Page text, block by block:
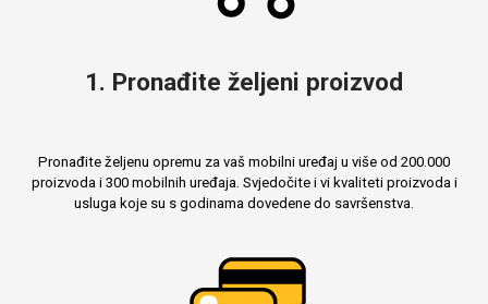
1. Pronađite željeni proizvod
Pronađite željenu opremu za vaš mobilni uređaj u više od 200.000
proizvoda i 300 mobilnih uređaja. Svjedočite i vi kvaliteti proizvoda i
usluga koje su s godinama dovedene do savršenstva.